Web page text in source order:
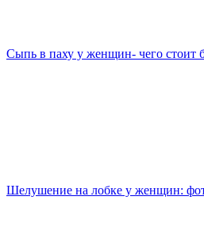
Сыпь в паху у женщин- чего стоит
Шелушение на лобке у женщин: